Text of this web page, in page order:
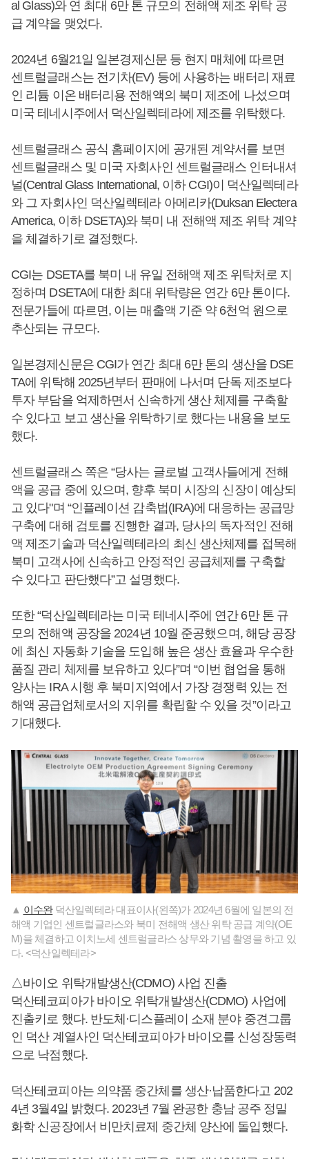
al Glass)와 연 최대 6만 톤 규모의 전해액 제조 위탁 공
급 계약을 맺었다.
2024년 6월21일 일본경제신문 등 현지 매체에 따르면
센트럴글래스는 전기차(EV) 등에 사용하는 배터리 재료
인 리튬 이온 배터리용 전해액의 북미 제조에 나섰으며
미국 테네시주에서 덕산일렉테라에 제조를 위탁했다.
센트럴글래스 공식 홈페이지에 공개된 계약서를 보면
센트럴글래스 및 미국 자회사인 센트럴글래스 인터내셔
널(Central Glass International, 이하 CGI)이 덕산일렉테라
와 그 자회사인 덕산일렉테라 아메리카(Duksan Electera
America, 이하 DSETA)와 북미 내 전해액 제조 위탁 계약
을 체결하기로 결정했다.
CGI는 DSETA를 북미 내 유일 전해액 제조 위탁처로 지
정하며 DSETA에 대한 최대 위탁량은 연간 6만 톤이다.
전문가들에 따르면, 이는 매출액 기준 약 6천억 원으로
추산되는 규모다.
일본경제신문은 CGI가 연간 최대 6만 톤의 생산을 DSE
TA에 위탁해 2025년부터 판매에 나서며 단독 제조보다
투자 부담을 억제하면서 신속하게 생산 체제를 구축할
수 있다고 보고 생산을 위탁하기로 했다는 내용을 보도
했다.
센트럴글래스 쪽은 “당사는 글로벌 고객사들에게 전해
액을 공급 중에 있으며, 향후 북미 시장의 신장이 예상되
고 있다"며 “인플레이션 감축법(IRA)에 대응하는 공급망
구축에 대해 검토를 진행한 결과, 당사의 독자적인 전해
액 제조기술과 덕산일렉테라의 최신 생산체제를 접목해
북미 고객사에 신속하고 안정적인 공급체제를 구축할
수 있다고 판단했다”고 설명했다.
또한 “덕산일렉테라는 미국 테네시주에 연간 6만 톤 규
모의 전해액 공장을 2024년 10월 준공했으며, 해당 공장
에 최신 자동화 기술을 도입해 높은 생산 효율과 우수한
품질 관리 체제를 보유하고 있다”며 “이번 협업을 통해
양사는 IRA 시행 후 북미지역에서 가장 경쟁력 있는 전
해액 공급업체로서의 지위를 확립할 수 있을 것”이라고
기대했다.
▲ 이수완덕산일렉테라 대표이사(왼쪽)가 2024년 6월에 일본의 전
해액 기업인 센트럴글라스와 북미 전해액 생산 위탁 공급 계약(OE
M)을 체결하고 이치노세 센트럴글라스 상무와 기념 촬영을 하고 있
다. <덕산일렉테라>
△바이오 위탁개발생산(CDMO) 사업 진출
덕산테코피아가 바이오 위탁개발생산(CDMO) 사업에
진출키로 했다. 반도체·디스플레이 소재 분야 중견그룹
인 덕산 계열사인 덕산테코피아가 바이오를 신성장동력
으로 낙점했다.
덕산테코피아는 의약품 중간체를 생산·납품한다고 202
4년 3월4일 밝혔다. 2023년 7월 완공한 충남 공주 정밀
화학 신공장에서 비만치료제 중간체 양산에 돌입했다.